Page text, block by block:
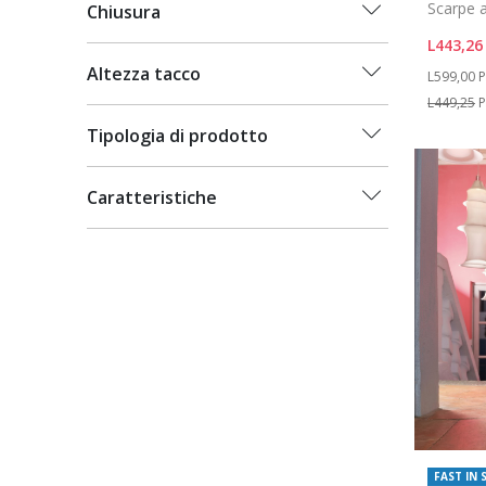
Chiusura
Altezza tacco
Tipologia di prodotto
Caratteristiche
Scarpe
L443,26
Price
L599,00
L449,25
FAST IN